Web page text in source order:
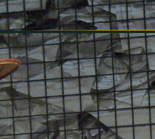
INFORMÁCIÓK SZÍNHÁZ TÁRSULAT